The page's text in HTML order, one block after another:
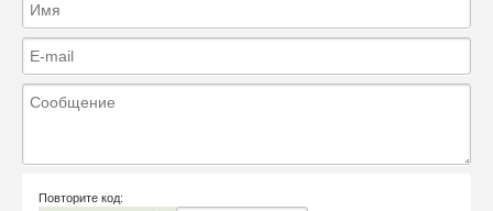
Повторите код: